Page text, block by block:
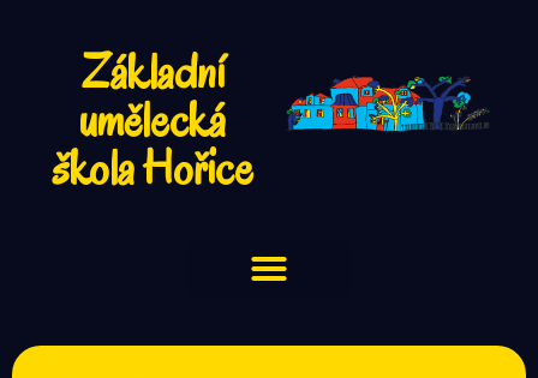
Základní
umělecká
škola Hořice